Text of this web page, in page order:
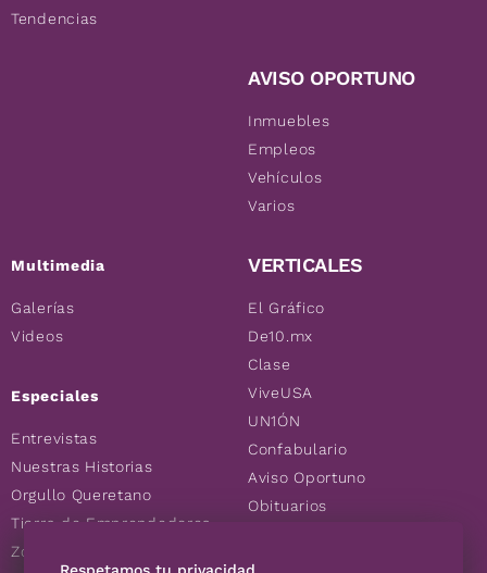
Tendencias
Multimedia
Galerías
Videos
Especiales
Entrevistas
Nuestras Historias
Orgullo Queretano
Tierra de Emprendedores
Zoociales
AVISO OPORTUNO
Inmuebles
Empleos
Vehículos
Varios
VERTICALES
El Gráfico
De10.mx
Clase
ViveUSA
UN1ÓN
Confabulario
Aviso Oportuno
Obituarios
Consultas